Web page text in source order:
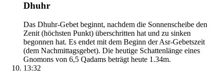
Dhuhr
Das Dhuhr-Gebet beginnt, nachdem die Sonnenscheibe den
Zenit (höchsten Punkt) überschritten hat und zu sinken
begonnen hat. Es endet mit dem Beginn der Asr-Gebetszeit
(dem Nachmittagsgebet). Die heutige Schattenlänge eines
Gnomons von 6,5 Qadams beträgt heute 1.34m.
13:32